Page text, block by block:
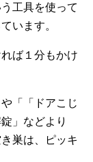
工具を使って
います。
ば１分もかけ
「「ドアこじ
」などより
巣は、ピッキ